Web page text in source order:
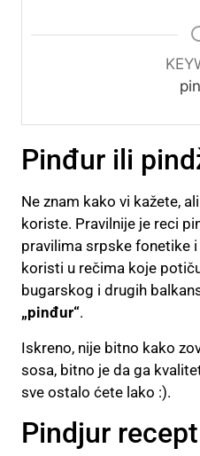
Pinđur ili
Ne znam kako vi kažete,
koriste. Pravilnije je reci
pravilima srpske fonetike i
koristi u rečima koje
bugarskog i drugih
„pinđur“.
Iskreno, nije bitno kako
sosa, bitno je da ga
sve ostalo ćete lako :).
Pindjur